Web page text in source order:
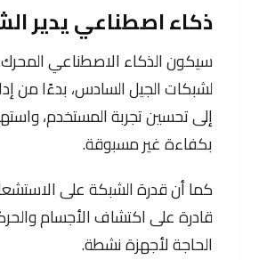
ذكاء اصطناعي يدير
سيكون الذكاء الاصطناعي
لشبكات الجيل السادس، بدءًا من
إلى تحسين تجربة المستخدم،
بكفاءة غير مسبوقة.
كما أن قدرة الشبكة على
قادرة على اكتشاف الأجسام
الحاجة لأجهزة نشطة.